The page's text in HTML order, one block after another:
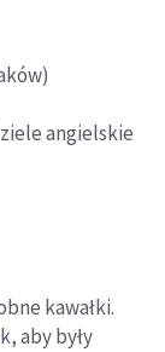
angielskie
kawałki.
aby były